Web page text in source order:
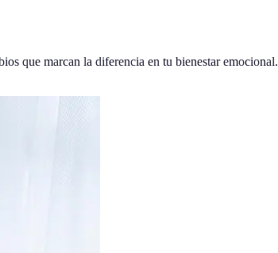
que marcan la diferencia en tu bienestar emocional.